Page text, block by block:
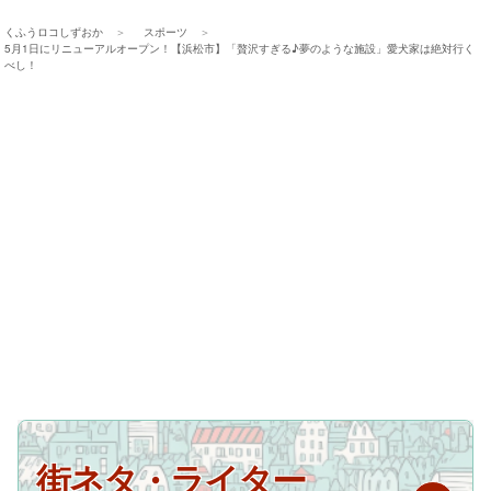
くふうロコしずおか
スポーツ
5月1日にリニューアルオープン！【浜松市】「贅沢すぎる♪夢のような施設」愛犬家は絶対行く
べし！
街ネタ・ライター